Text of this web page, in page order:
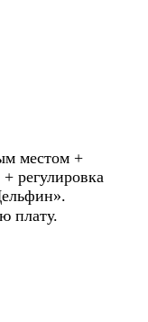
местом +
регулировка
плату.